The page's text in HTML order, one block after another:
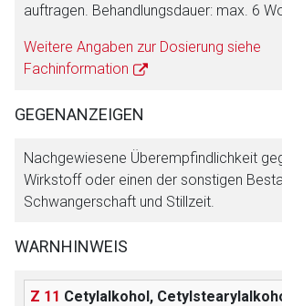
auftragen. Behandlungsdauer: max. 6
Weitere Angaben zur Dosierung siehe
Fachinformation
GEGENANZEIGEN
Nachgewiesene Überempfindlichkeit
Wirkstoff oder einen der sonstigen
Schwangerschaft und Stillzeit.
WARNHINWEIS
Z 11 Cetylalkohol,
Aufruf einer externen Seite
Der von Ihnen aufgerufene Link öffnet
Betreiber verantwortlich. Ebenso gelten
Datenschutzbestimmungen.